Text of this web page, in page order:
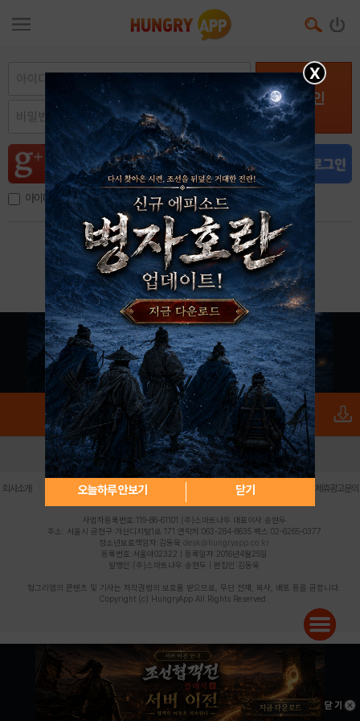
로그인
아이디, 이메일 저장
아이디 / 비밀번호 찾기 회원가입
X
오늘하루 안보기 닫기
로그인 PC버전 전체앱
회사소개 | 개인정보 처리방침 불법촬영물 신고센터 제휴광고문의
사업자등록번호:119-86-61101 (주)스마트나우 대표이사:송현두
주소: 서울시 금천구 가산디지털1로 171 연락처:063-284-8635 팩스:02-6265-0377
청소년보호책임자:김동욱 desk@hungryapp.co.kr
등록번호:서울아02322 | 등록일자:2016년4월25일
발행인:(주)스마트나우 송현두 | 편집인:김동욱
헝그리앱의 콘텐츠 및 기사는 저작권법의 보호를 받으므로, 무단 전재, 복사, 배포 등을 금합니다.
Copyright (c) HungryApp All Rights Reserved.